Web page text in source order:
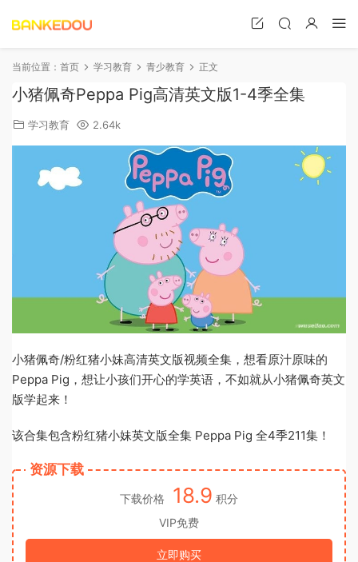
当前位置： 首页 学习教育 青少教育 正文
小猪佩奇Peppa Pig高清英文版1-4季全集
学习教育 2.64k
小猪佩奇/粉红猪小妹高清英文版视频全集，想看原汁原味的
Peppa Pig，想让小孩们开心的学英语，不如就从小猪佩奇英文
版学起来！
该合集包含粉红猪小妹英文版全集 Peppa Pig 全4季211集！
资源下载
下载价格 18.9 积分
VIP免费
立即购买